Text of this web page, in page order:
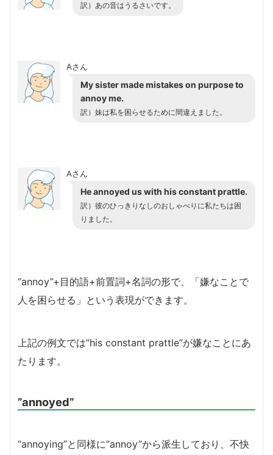
訳） あの音はうるさいです。
Aさん
My sister made mistakes on purpose to
annoy me.
訳） 妹は私を困らせるために間違えました。
Aさん
He annoyed us with his constant prattle.
訳） 彼のひっきりなしのおしゃべりに私たちは困
りました。
“annoy”+目的語+前置詞+名詞の形で、「嫌なことで
人を困らせる」という表現ができます。
上記の例文では”his constant prattle”が嫌なことにあ
たります。
”annoyed”
“annoying”と同様に”annoy”から派生しており、不快